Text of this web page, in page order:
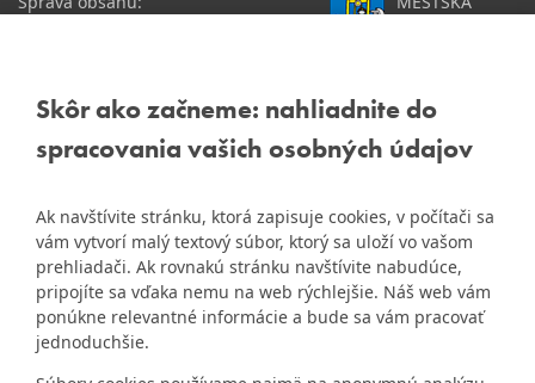
Skôr ako začneme: nahliadnite do
spracovania vašich osobných údajov
Ak navštívite stránku, ktorá zapisuje cookies, v počítači sa
vám vytvorí malý textový súbor, ktorý sa uloží vo vašom
prehliadači. Ak rovnakú stránku navštívite nabudúce,
pripojíte sa vďaka nemu na web rýchlejšie. Náš web vám
ponúkne relevantné informácie a bude sa vám pracovať
jednoduchšie.
Staršie informácie a dokumenty
starej stránke Dúbravky
Naša mestská časť získala 3.
miesto v súťažiZlatyErb.sk
o
najlepšiu internetovú stránku
samospráv za rok 2020
Žatevná 2, 844 02
IČO: 00603406
DIČ: 2020919120
IČ DPH: Nie sme platca
DPH
Bankové spojenie: